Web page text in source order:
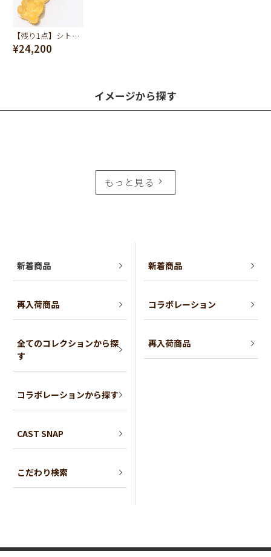
【残り1点】シトリン テディベア ハードグミ ネックレス（レモン）
¥24,200
イメージから探す
もっと見る
新着商品
再入荷商品
全てのコレクションから探
す
コラボレーションから探す
CAST SNAP
こだわり検索
新着商品
コラボレーション
再入荷商品